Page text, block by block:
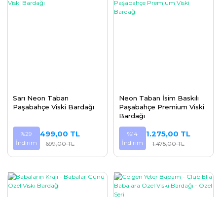
Sarı Neon Taban
Paşabahçe Viski Bardağı
%29
İndirim
499,00 TL
699,00 TL
Neon Taban İsim Baskılı
Paşabahçe Premium Viski
Bardağı
%14
İndirim
1.275,00 TL
1.475,00 TL